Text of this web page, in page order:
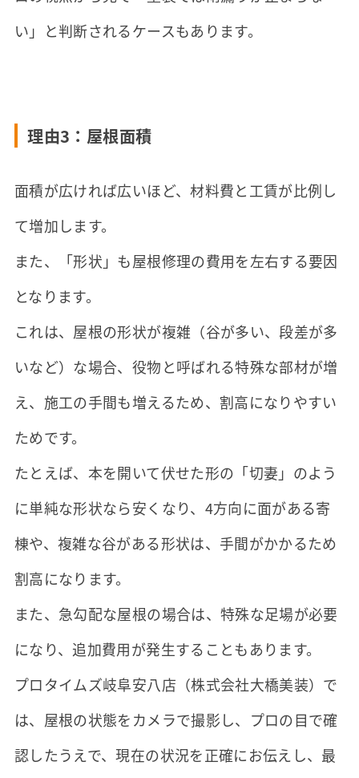
い」と判断されるケースもあります。
理由3：屋根面積
面積が広ければ広いほど、材料費と工賃が比例し
て増加します。
また、「形状」も屋根修理の費用を左右する要因
となります。
これは、屋根の形状が複雑（谷が多い、段差が多
いなど）な場合、役物と呼ばれる特殊な部材が増
え、施工の手間も増えるため、割高になりやすい
ためです。
たとえば、本を開いて伏せた形の「切妻」のよう
に単純な形状なら安くなり、4方向に面がある寄
棟や、複雑な谷がある形状は、手間がかかるため
割高になります。
また、急勾配な屋根の場合は、特殊な足場が必要
になり、追加費用が発生することもあります。
プロタイムズ岐阜安八店（株式会社大橋美装）で
は、屋根の状態をカメラで撮影し、プロの目で確
認したうえで、現在の状況を正確にお伝えし、最